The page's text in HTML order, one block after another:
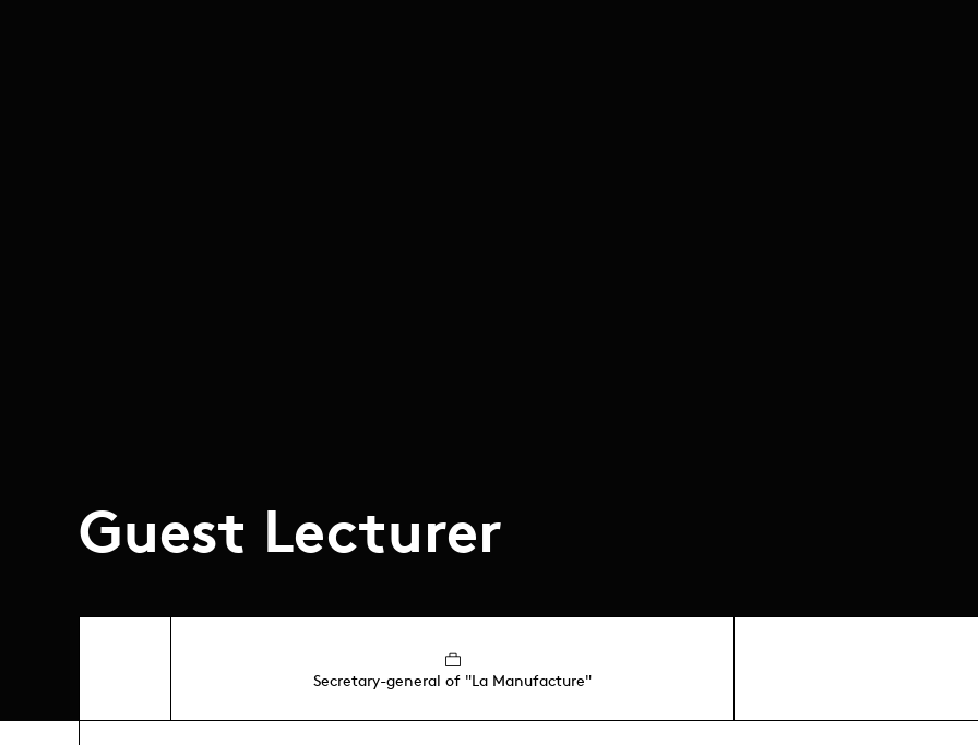
Guest Lecturer
Secretary-general of "La Manufacture"